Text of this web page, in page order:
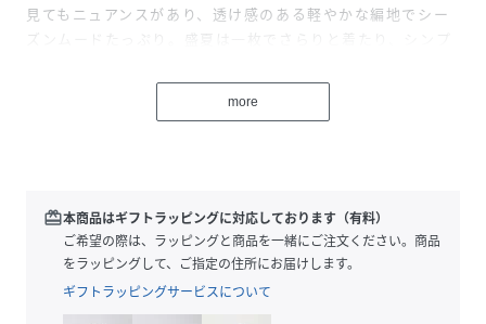
見てもニュアンスがあり、透け感のある軽やかな編地でシー
ズンムードたっぷり。盛夏は一枚でさらりと着たり、シンプ
着映えアイテムです。
手洗い可能でご自宅でのイージーケアができるのも嬉しいポ
透け感：全色透け感あり
裏地：なし
伸縮性：やや伸縮性あり
光沢感：なし
生地の厚さ：普通
more
redeem本商品はギフトラッピングに対応しております（有料）
ご希望の際は、ラッピングと商品を一緒にご注文ください。商品
をラッピングして、ご指定の住所にお届けします。
ギフトラッピングサービスについて